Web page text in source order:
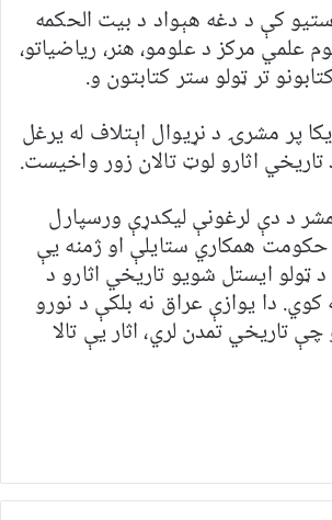
کې د دغه هېواد د بیت الحکمه
علمي مرکز د علومو، هنر، ریاضياتو،‌
تر ټولو ستر کتابتون و.
د امریکا پر مشرۍ د نړیوال اېتلاف له یرغل
اثارو لوټ تالان زور واخیست.
د دې لرغونې لیکدړې ورسپارل
حکومت همکاري ستایلې او ژمنه یې
ټولو ایستل شویو تاریخي اثارو د
دا یوازې عراق نه بلکې د نورو
تاریخي تمدن لري، اثار یې تالا